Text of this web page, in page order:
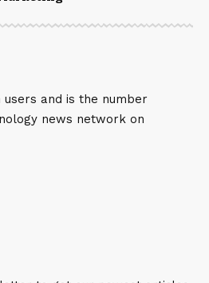
users and is the number
news network on